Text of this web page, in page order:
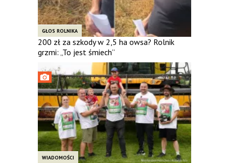
GŁOS ROLNIKA
200 zł za szkody w 2,5 ha owsa? Rolnik
grzmi: „To jest śmiech”
WIADOMOŚCI